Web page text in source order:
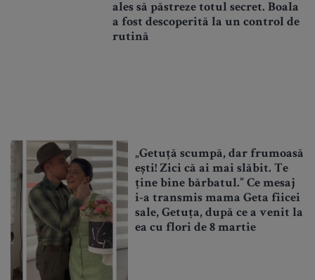
ales să păstreze totul secret. Boala
a fost descoperită la un control de
rutină
„Getuță scumpă, dar frumoasă
ești! Zici că ai mai slăbit. Te
ține bine bărbatul.” Ce mesaj
i-a transmis mama Geta fiicei
sale, Getuța, după ce a venit la
ea cu flori de 8 martie